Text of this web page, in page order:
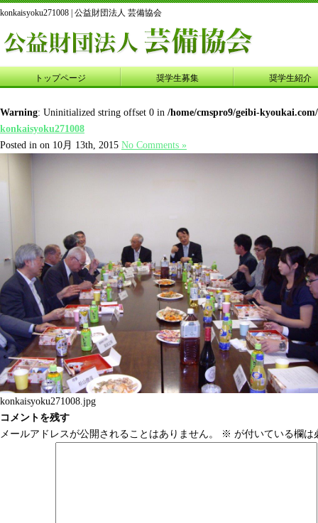
konkaisyoku271008 | 公益財団法人 芸備協会
トップページ 奨学生募集 奨学生紹介
Warning: Uninitialized string offset 0 in /home/cmspro9/geibi-
konkaisyoku271008
Posted in on 10月 13th, 2015 No Comments »
konkaisyoku271008.jpg
コメントを残す
メールアドレスが公開されることはありません。
※ が付いている欄は